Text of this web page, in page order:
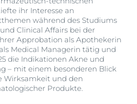
ihr Interesse an
während des Studiums
Clinical Affairs bei der
Approbation als Apothekerin
Medical Managerin tätig und
die Indikationen Akne und
– mit einem besonderen Blick
Wirksamkeit und den
Produkte.